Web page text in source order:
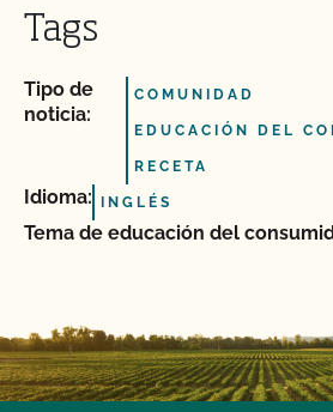
Tags
Tipo de
noticia:
COMUNIDAD
EDUCACIÓN DEL
RECETA
Idioma: INGLÉS
Tema de educación del